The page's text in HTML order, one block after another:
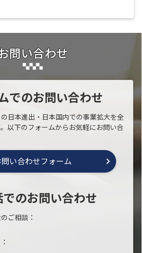
問い合わせ
でのお問い合わせ
日本進出・日本国内での事業拡大を全
以下のフォームからお気軽にお問い合
い合わせフォーム
でのお問い合わせ
ご相談：